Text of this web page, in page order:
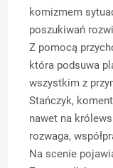
komizmem
poszukiwań
Z pomocą
która podsuwa
wszystkim z
Stańczyk,
nawet na
rozwaga,
Na scenie